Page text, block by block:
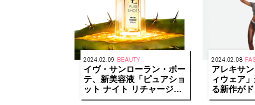
2024.02.09 BEAUTY
イヴ・サンローラン・ボー
テ、新美容液「ピュアショ
ット ナイト リチャージセ
ラム」誕生
2024.02.08
アレキサ
ィウェア
る新作が